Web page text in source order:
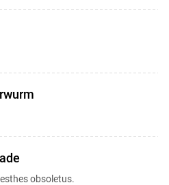
obsoletus.